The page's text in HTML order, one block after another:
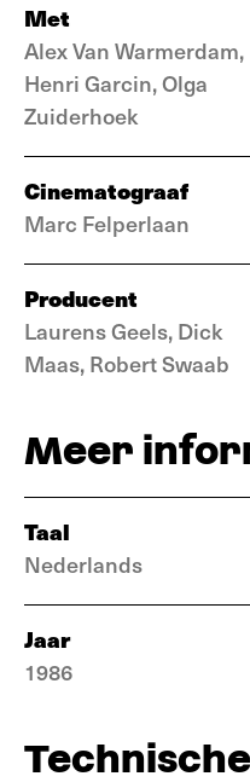
Met
Alex Van Warmerdam,
Henri Garcin, Olga
Zuiderhoek
Cinematograaf
Marc Felperlaan
Producent
Laurens Geels, Dick
Maas, Robert Swaab
Meer
Taal
Nederlands
Jaar
1986